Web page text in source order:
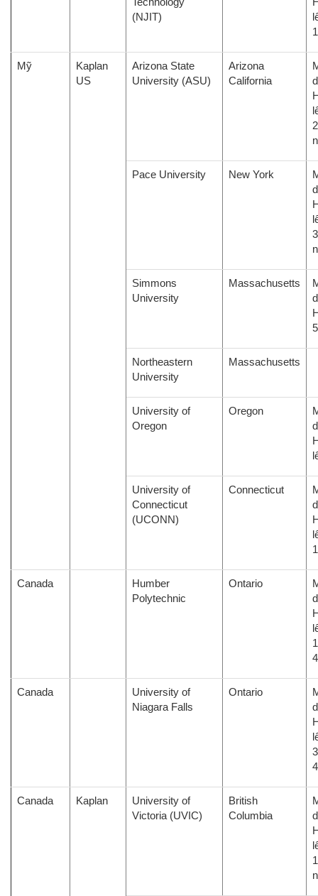
(NJIT)
Mỹ
Kaplan
US
Arizona State
University (ASU)
Arizona
California
Pace University New York
Simmons
University
Massachusetts
Northeastern
University
Massachusetts
University of
Oregon
Oregon
University of
Connecticut
(UCONN)
Connecticut
Canada
Humber
Polytechnic
Ontario
Canada
University of
Niagara Falls
Ontario
Canada Kaplan
University of
Victoria (UVIC)
British
Columbia